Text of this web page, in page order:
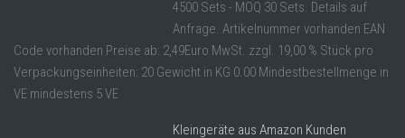
4500 Sets - MOQ 30 Sets. Details auf
Anfrage. Artikelnummer vorhanden EAN
Code vorhanden Preise ab: 2,49Euro MwSt. zzgl. 19,00 % Stück pro
Verpackungseinheiten: 20 Gewicht in KG 0.00 Mindestbestellmenge in
VE mindestens 5 VE
Kleingeräte aus Amazon Kunden